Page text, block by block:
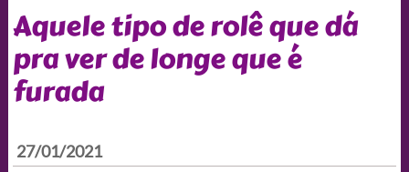
Aquele tipo de rolê que dá
pra ver de longe que é
furada
27/01/2021